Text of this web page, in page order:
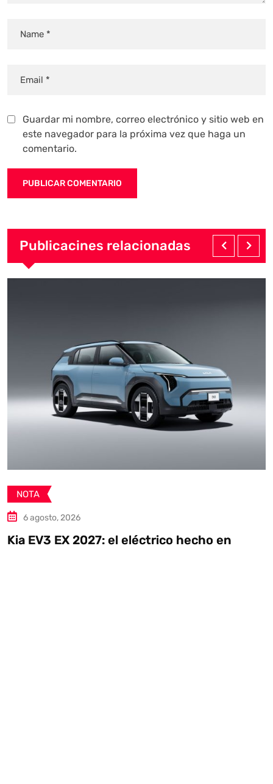
Guardar mi nombre, correo electrónico y sitio web en
este navegador para la próxima vez que haga un
comentario.
Publicacines relacionadas
NOTA
6 agosto, 2026
Toyota Hilux 2027 en México: nuevo